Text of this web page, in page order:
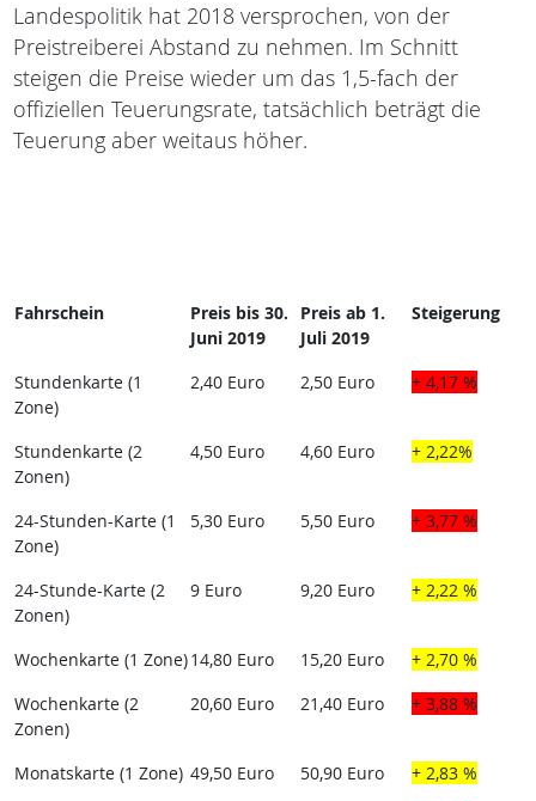
Landespolitik hat 2018 versprochen, von der
Preistreiberei Abstand zu nehmen. Im Schnitt
steigen die Preise wieder um das 1,5-fach der
offiziellen Teuerungsrate, tatsächlich beträgt die
Teuerung aber weitaus höher.
Fahrschein
Preis bis 30.
Juni 2019
Preis ab 1.
Juli 2019
Steigerung
Stundenkarte (1
Zone)
2,40 Euro 2,50 Euro + 4,17 %
Stundenkarte (2
Zonen)
4,50 Euro 4,60 Euro + 2,22%
24-Stunden-Karte (1
Zone)
5,30 Euro 5,50 Euro + 3,77 %
24-Stunde-Karte (2
Zonen)
9 Euro 9,20 Euro + 2,22 %
Wochenkarte (1 Zone)14,80 Euro 15,20 Euro
+ 2,70 %
Wochenkarte (2
Zonen)
20,60 Euro 21,40 Euro + 3,88 %
Monatskarte (1 Zone) 49,50 Euro 50,90 Euro
+ 2,83 %